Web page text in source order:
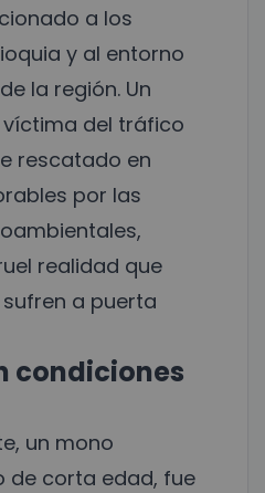
a los
y al entorno
la región. Un
del tráfico
rescatado en
por las
realidad que
a puerta
condiciones
un mono
de corta edad, fue